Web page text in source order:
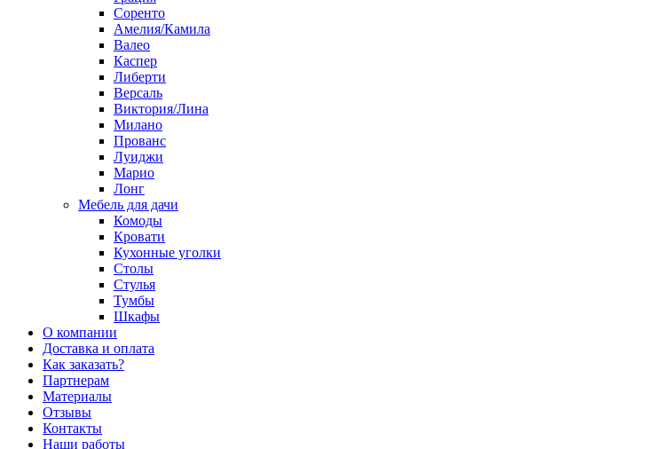
Соренто
Амелия/Камила
Валео
Каспер
Либерти
Версаль
Виктория/Лина
Милано
Прованс
Луиджи
Марио
Лонг
Мебель для дачи
Комоды
Кровати
Кухонные уголки
Столы
Стулья
Тумбы
Шкафы
О компании
Доставка и оплата
Как заказать?
Партнерам
Материалы
Отзывы
Контакты
Наши работы